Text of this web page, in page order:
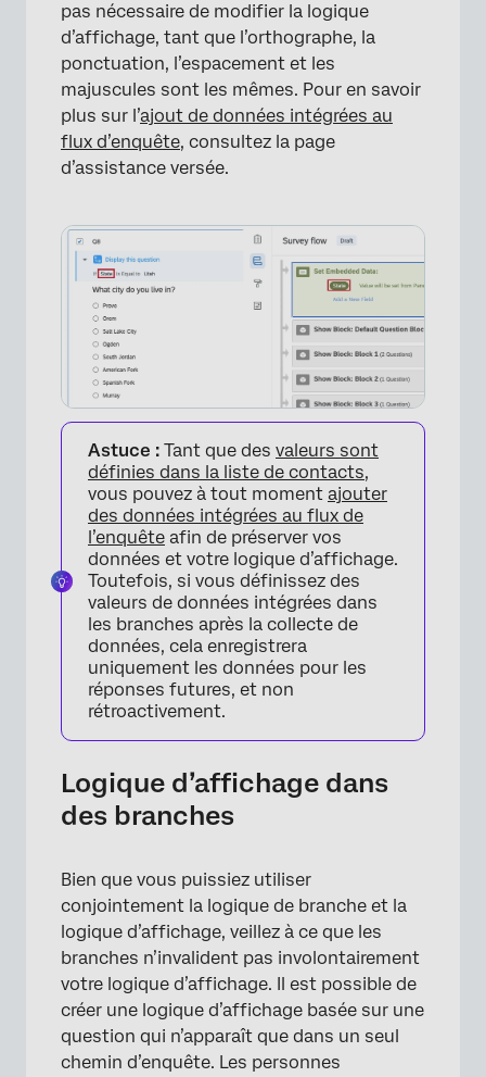
×
×
pas nécessaire de modifier la logique
d’affichage, tant que l’orthographe, la
ponctuation, l’espacement et les
majuscules sont les mêmes. Pour en savoir
plus sur l’ajout de données intégrées au
flux d’enquête, consultez la page
d’assistance versée.
Astuce : Tant que des valeurs sont
définies dans la liste de contacts,
vous pouvez à tout moment ajouter
des données intégrées au flux de
l’enquête afin de préserver vos
données et votre logique d’affichage.
Toutefois, si vous définissez des
valeurs de données intégrées dans
les branches après la collecte de
données, cela enregistrera
uniquement les données pour les
réponses futures, et non
rétroactivement.
Logique d’affichage dans
des branches
Bien que vous puissiez utiliser
conjointement la logique de branche et la
logique d’affichage, veillez à ce que les
branches n’invalident pas involontairement
votre logique d’affichage. Il est possible de
créer une logique d’affichage basée sur une
question qui n’apparaît que dans un seul
chemin d’enquête. Les personnes